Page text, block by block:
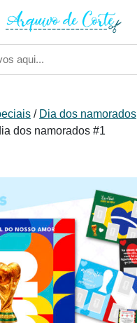
/ Dia dos namorados
dos namorados #1